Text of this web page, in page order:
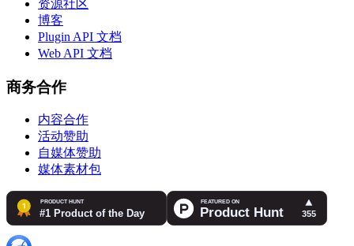
资源社区
博客
Plugin API 文档
Web API 文档
商务合作
内容合作
活动赞助
自媒体赞助
媒体素材包